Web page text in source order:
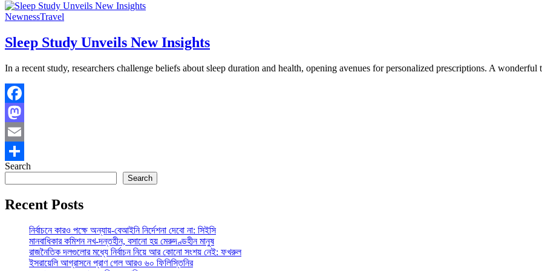
NewnessTravel
Sleep Study Unveils New Insights
In a recent study, researchers challenge beliefs about sleep duration and health, opening avenues for personalized prescriptions. A
Facebook
Mastodon
Email
Share
Search
Search
Recent Posts
নির্বাচনে কারও পক্ষে অন্যায়-বেআইনি নির্দেশনা দেবো না: সিইসি
মানবাধিকার কমিশন নখ-দন্তহীন, বসানো হয় মেরুদণ্ডহীন মানুষ
রাজনৈতিক দলগুলোর মধ্যে নির্বাচন নিয়ে আর কোনো সংশয় নেই: ফখরুল
ইসরায়েলি আগ্রাসনে প্রাণ গেল আরও ৬০ ফিলিস্তিনির